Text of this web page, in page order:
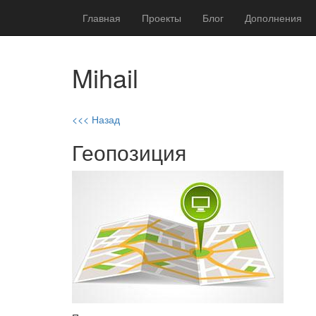
Главная Проекты Блог Дополнения
Mihail
<<< Назад
Геопозиция